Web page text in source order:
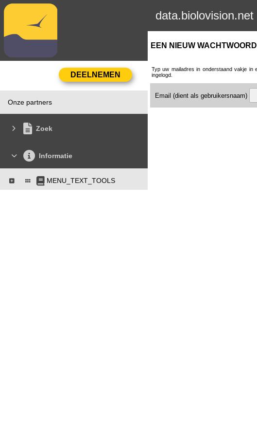
data.biolovision.net
Onze partners
Zoek
Informatie
MENU_TEXT_TOOLS
EEN NIEUW
Typ uw mailadres in onderstaand vakje in
ingelogd.
Email (dient als gebruikersnaam)